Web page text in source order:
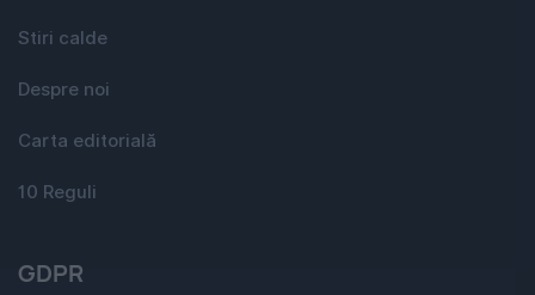
Stiri calde
Despre noi
Carta editorială
10 Reguli
GDPR